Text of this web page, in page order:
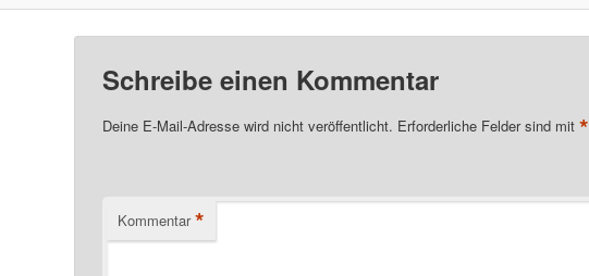
Schreibe einen Kommentar
Deine E-Mail-Adresse wird nicht veröffentlicht. Erforderliche Felder sind mit *
Kommentar *